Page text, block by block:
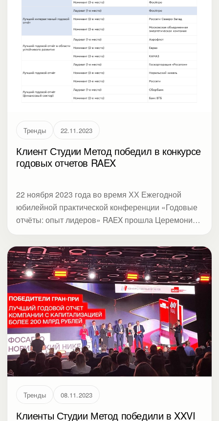
Тренды 22.11.2023
Клиент Студии Метод победил в конкурсе
годовых отчетов RAEX
22 ноября 2023 года во время ХХ Ежегодной
юбилейной практической конференции «Годовые
отчёты: опыт лидеров» RAEX прошла Церемония
«Лучший годовой отчёт за 2022 год».
Тренды 08.11.2023
Клиенты Студии Метод победили в XXVI